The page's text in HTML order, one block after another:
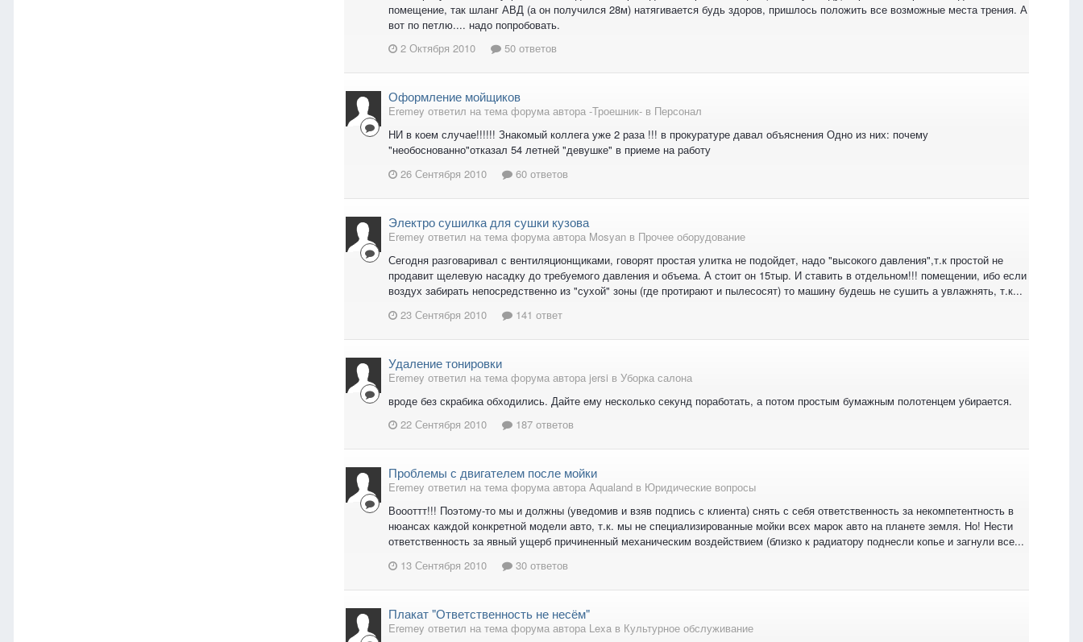
помещение, так шланг АВД (а он получился 28м) натягивается будь здоров, пришлось положить все возможные места трения. А
вот по петлю.... надо попробовать.
2 Октября 2010
50 ответов
Оформление мойщиков
Eremey ответил на тема форума автора -Троешник- в Персонал
НИ в коем случае!!!!!! Знакомый коллега уже 2 раза !!! в прокуратуре давал объяснения Одно из них: почему
"необоснованно"отказал 54 летней "девушке" в приеме на работу
26 Сентября 2010
60 ответов
Электро сушилка для сушки кузова
Eremey ответил на тема форума автора Mosyan в Прочее оборудование
Сегодня разговаривал с вентиляционщиками, говорят простая улитка не подойдет, надо "высокого давления",т.к простой не
продавит щелевую насадку до требуемого давления и объема. А стоит он 15тыр. И ставить в отдельном!!! помещении, ибо если
воздух забирать непосредственно из "сухой" зоны (где протирают и пылесосят) то машину будешь не сушить а увлажнять, т.к...
23 Сентября 2010
141 ответ
Удаление тонировки
Eremey ответил на тема форума автора jersi в Уборка салона
вроде без скрабика обходились. Дайте ему несколько секунд поработать, а потом простым бумажным полотенцем убирается.
22 Сентября 2010
187 ответов
Проблемы с двигателем после мойки
Eremey ответил на тема форума автора Aqualand в Юридические вопросы
Воооттт!!! Поэтому-то мы и должны (уведомив и взяв подпись с клиента) снять с себя ответственность за некомпетентность в
нюансах каждой конкретной модели авто, т.к. мы не специализированные мойки всех марок авто на планете земля. Но! Нести
ответственность за явный ущерб причиненный механическим воздействием (близко к радиатору поднесли копье и загнули все...
13 Сентября 2010
30 ответов
Плакат "Ответственность не несём"
Eremey ответил на тема форума автора Lexa в Культурное обслуживание